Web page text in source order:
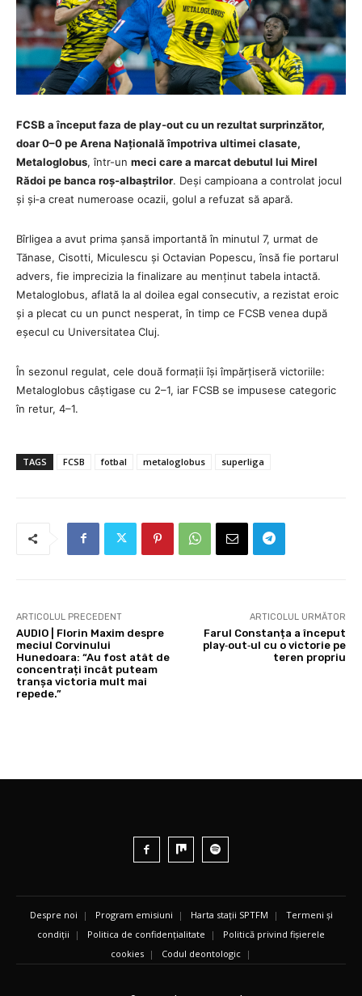
FCSB a început faza de play‑out cu un rezultat surprinzător,
doar 0–0 pe Arena Națională împotriva ultimei clasate,
Metaloglobus, într-un meci care a marcat debutul lui Mirel
Rădoi pe banca roș‑albaștrilor. Deși campioana a controlat jocul
și și‑a creat numeroase ocazii, golul a refuzat să apară.
Bîrligea a avut prima șansă importantă în minutul 7, urmat de
Tănase, Cisotti, Miculescu și Octavian Popescu, însă fie portarul
advers, fie imprecizia la finalizare au menținut tabela intactă.
Metaloglobus, aflată la al doilea egal consecutiv, a rezistat eroic
și a plecat cu un punct nesperat, în timp ce FCSB venea după
eșecul cu Universitatea Cluj.
În sezonul regulat, cele două formații își împărțiseră victoriile:
Metaloglobus câștigase cu 2–1, iar FCSB se impusese categoric
în retur, 4–1.
TAGS FCSB fotbal metaloglobus superliga
ARTICOLUL PRECEDENT
AUDIO | Florin Maxim despre
meciul Corvinului
Hunedoara: “Au fost atât de
concentrați încât puteam
tranșa victoria mult mai
repede.”
ARTICOLUL URMĂTOR
Farul Constanța a început
play‑out‑ul cu o victorie pe
teren propriu
Despre noi | Program emisiuni | Harta stații SPTFM | Termeni și
condiții | Politica de confidențialitate | Politică privind fișierele
cookies | Codul deontologic |